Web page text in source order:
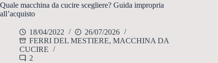
Quale macchina da cucire scegliere? Guida impropria
all’acquisto
18/04/2022
26/07/2026
FERRI DEL MESTIERE, MACCHINA DA
CUCIRE
2